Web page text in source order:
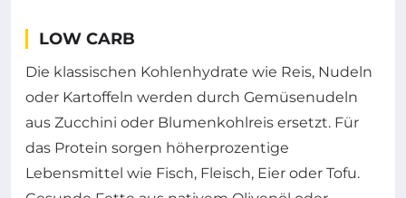
LOW CARB
Die klassischen Kohlenhydrate wie Reis, Nudeln
oder Kartoffeln werden durch Gemüsenudeln
aus Zucchini oder Blumenkohlreis ersetzt. Für
das Protein sorgen höherprozentige
Lebensmittel wie Fisch, Fleisch, Eier oder Tofu.